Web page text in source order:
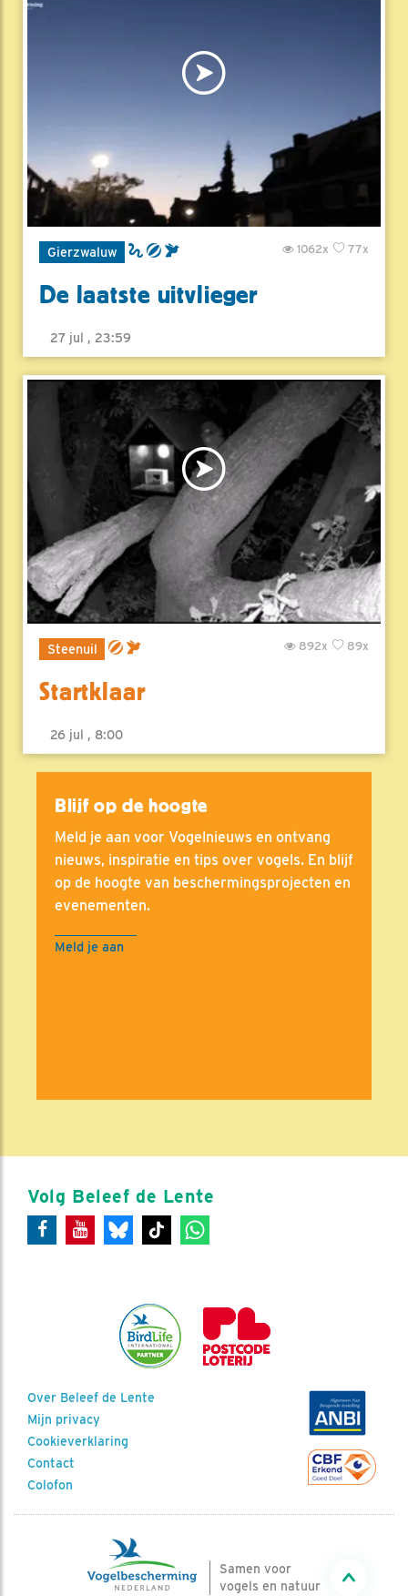
Gierzwaluw 77x
1062x
De laatste uitvlieger
27 jul , 23:59
Steenuil 89x
892x
Startklaar
26 jul , 8:00
Blijf op de hoogte
Meld je aan voor Vogelnieuws en ontvang
nieuws, inspiratie en tips over vogels. En blijf
op de hoogte van beschermingsprojecten en
evenementen.
Meld je aan
Volg Beleef de Lente
Over Beleef de Lente
Mijn privacy
Cookieverklaring
Contact
Colofon
Samen voor
vogels en natuur